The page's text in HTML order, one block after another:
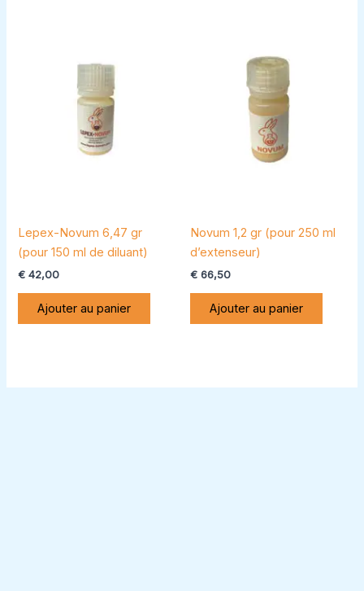
Lepex-Novum 6,47 gr
(pour 150 ml de diluant)
€ 42,00
Ajouter au panier
Novum 1,2 gr (pour 250 ml
d’extenseur)
€ 66,50
Ajouter au panier